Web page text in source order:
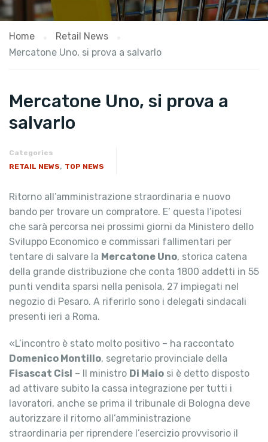
Home
Retail News
Mercatone Uno, si prova a salvarlo
Mercatone Uno, si prova a
salvarlo
Categories
RETAIL NEWS, TOP NEWS
Ritorno all’amministrazione straordinaria e nuovo
bando per trovare un compratore. E’ questa l’ipotesi
che sarà percorsa nei prossimi giorni da Ministero dello
Sviluppo Economico e commissari fallimentari per
tentare di salvare la Mercatone Uno, storica catena
della grande distribuzione che conta 1800 addetti in 55
punti vendita sparsi nella penisola, 27 impiegati nel
negozio di Pesaro. A riferirlo sono i delegati sindacali
presenti ieri a Roma.
«L’incontro è stato molto positivo – ha raccontato
Domenico Montillo, segretario provinciale della
Fisascat Cisl – Il ministro Di Maio si è detto disposto
ad attivare subito la cassa integrazione per tutti i
lavoratori, anche se prima il tribunale di Bologna deve
autorizzare il ritorno all’amministrazione
straordinaria per riprendere l’esercizio provvisorio il